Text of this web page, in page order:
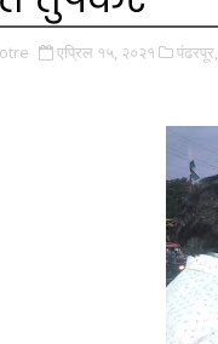
एप्रिल १५, २०२१ पंढरपूर,